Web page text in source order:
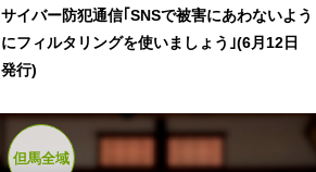
サイバー防犯通信｢SNSで被害にあわないよう
にフィルタリングを使いましょう｣(6月12日
発行)
但馬全域